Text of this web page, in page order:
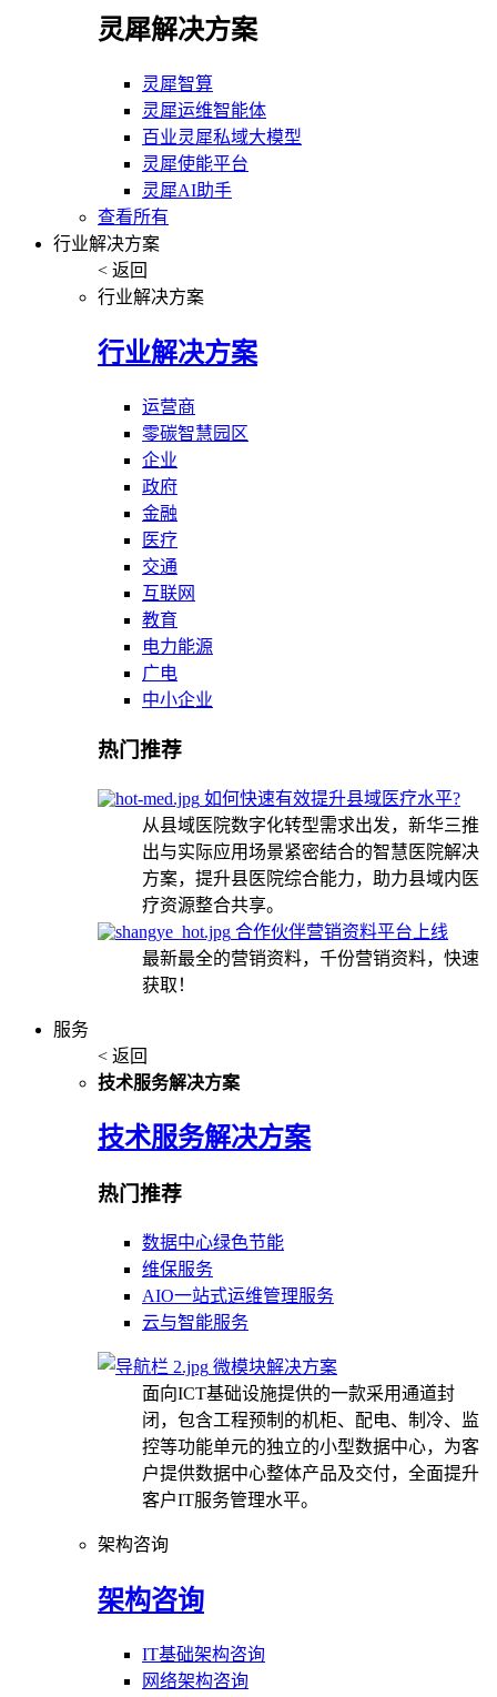
灵犀解决方案
灵犀智算
灵犀运维智能体
百业灵犀私域大模型
灵犀使能平台
灵犀AI助手
查看所有
行业解决方案
< 返回
行业解决方案
行业解决方案
运营商
零碳智慧园区
企业
政府
金融
医疗
交通
互联网
教育
电力能源
广电
中小企业
热门推荐
如何快速有效提升县域医疗水平?
从县域医院数字化转型需求出发，新华三推
出与实际应用场景紧密结合的智慧医院解决
方案，提升县医院综合能力，助力县域内医
疗资源整合共享。
合作伙伴营销资料平台上线
最新最全的营销资料，千份营销资料，快速
获取！
服务
< 返回
技术服务解决方案
技术服务解决方案
热门推荐
数据中心绿色节能
维保服务
AIO一站式运维管理服务
云与智能服务
微模块解决方案
面向ICT基础设施提供的一款采用通道封
闭，包含工程预制的机柜、配电、制冷、监
控等功能单元的独立的小型数据中心，为客
户提供数据中心整体产品及交付，全面提升
客户IT服务管理水平。
架构咨询
架构咨询
IT基础架构咨询
网络架构咨询